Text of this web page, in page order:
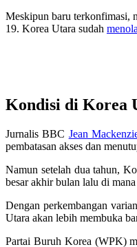
Meskipun baru terkonfimasi,
19. Korea Utara sudah
Kondisi di Korea
Jurnalis BBC Jean
pembatasan akses dan
Namun setelah dua tahun,
besar akhir bulan lalu di
Dengan perkembangan
Utara akan lebih membuka
Partai Buruh Korea (WPK)